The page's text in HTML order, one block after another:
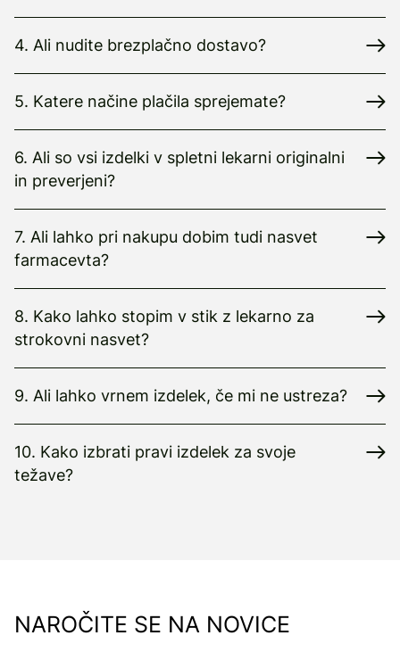
4. Ali nudite brezplačno dostavo?
5. Katere načine plačila sprejemate?
6. Ali so vsi izdelki v spletni lekarni originalni
in preverjeni?
7. Ali lahko pri nakupu dobim tudi nasvet
farmacevta?
8. Kako lahko stopim v stik z lekarno za
strokovni nasvet?
9. Ali lahko vrnem izdelek, če mi ne ustreza?
10. Kako izbrati pravi izdelek za svoje
težave?
NAROČITE SE NA NOVICE